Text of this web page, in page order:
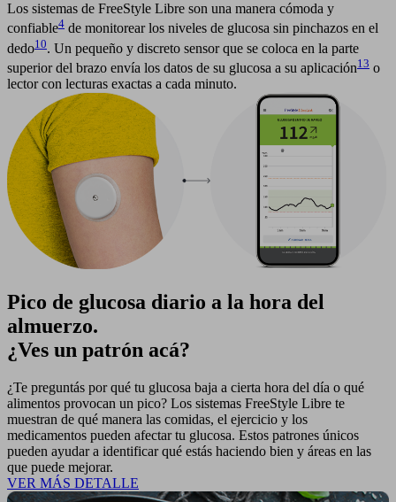
Los sistemas de FreeStyle Libre son una manera cómoda y
confiable4 de monitorear los niveles de glucosa sin pinchazos en el
dedo10. Un pequeño y discreto sensor que se coloca en la parte
superior del brazo envía los datos de su glucosa a su aplicación13 o
lector con lecturas exactas a cada minuto.
Pico de glucosa diario a la hora del
almuerzo.
¿Ves un patrón acá?
¿Te preguntás por qué tu glucosa baja a cierta hora del día o qué
alimentos provocan un pico? Los sistemas FreeStyle Libre te
muestran de qué manera las comidas, el ejercicio y los
medicamentos pueden afectar tu glucosa. Estos patrones únicos
pueden ayudar a identificar qué estás haciendo bien y áreas en las
que puede mejorar.
VER MÁS DETALLE